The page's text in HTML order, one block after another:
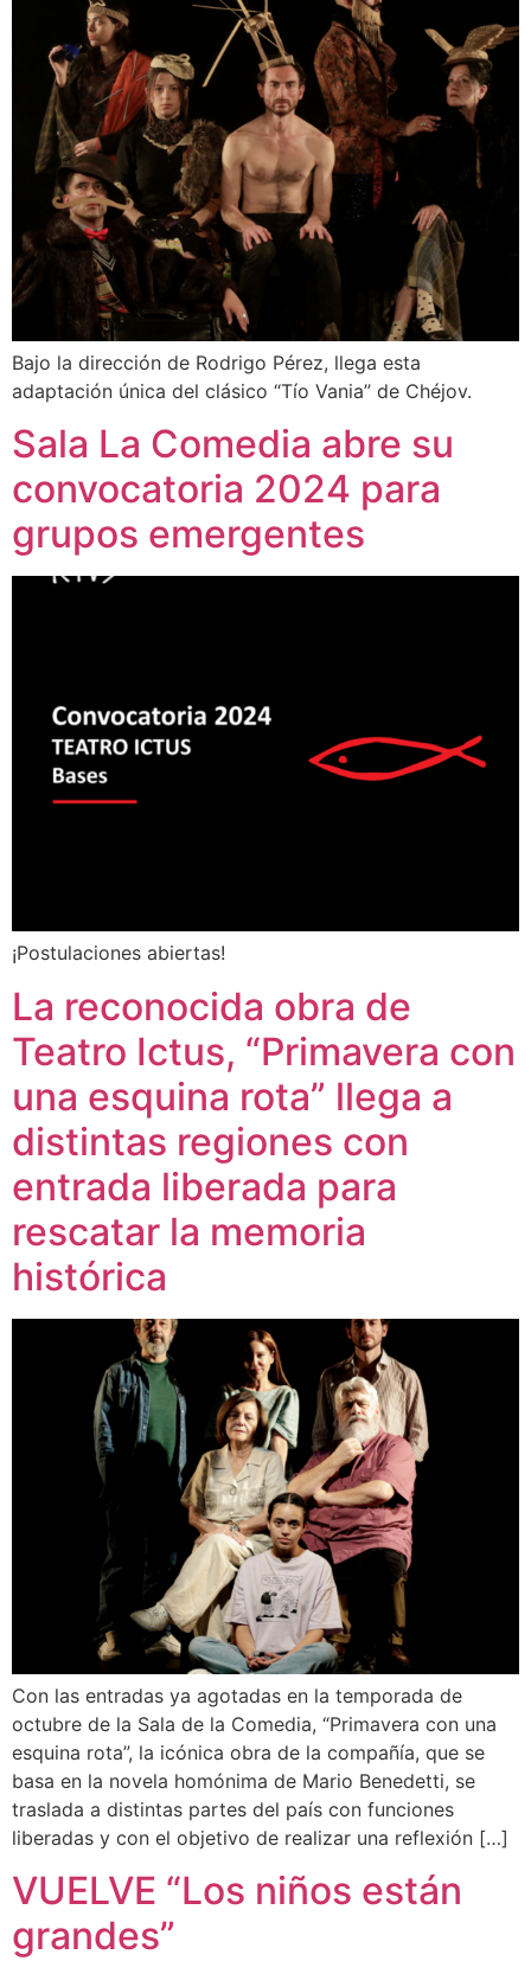
Bajo la dirección de Rodrigo Pérez, llega esta
adaptación única del clásico “Tío Vania” de Chéjov.
Sala La Comedia abre su
convocatoria 2024 para
grupos emergentes
¡Postulaciones abiertas!
La reconocida obra de
Teatro Ictus, “Primavera con
una esquina rota” llega a
distintas regiones con
entrada liberada para
rescatar la memoria
histórica
Con las entradas ya agotadas en la temporada de
octubre de la Sala de la Comedia, “Primavera con una
esquina rota”, la icónica obra de la compañía, que se
basa en la novela homónima de Mario Benedetti, se
traslada a distintas partes del país con funciones
liberadas y con el objetivo de realizar una reflexión […]
VUELVE “Los niños están
grandes”